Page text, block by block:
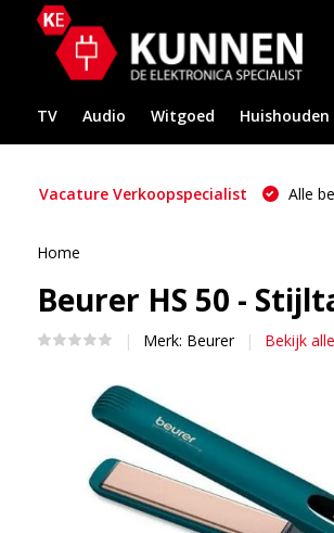
TV Audio Witgoed Huishouden
Vacature Verkoopspecialist Alle
Home
Beurer HS 50 -
Merk: Beurer Bekijk